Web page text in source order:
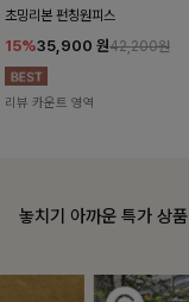
초밍리본 펀칭원피스
15%35,900 원42,200원
리뷰 카운트 영역
놓치기 아까운 특가 상품